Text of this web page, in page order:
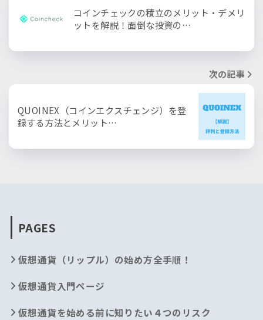
コインチェックの積立のメリット・デメリ
ットを解説！面倒な投資の…
次の記事
QUOINEX（コインエクスチェンジ）を登
録する方法とメリット…
PAGES
仮想通貨（リップル）の始め方全手順！
仮想通貨入門ページ
仮想通貨を始める前に知りたい４つのリスク